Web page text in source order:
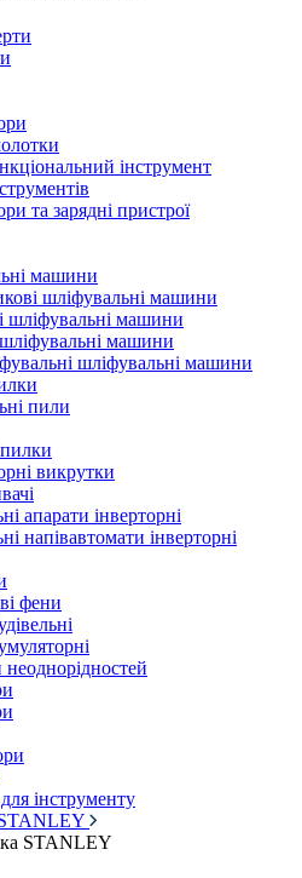
інструмент
та зарядні пристрої
машини
шліфувальні машини
шліфувальні машини
шліфувальні машини
шліфувальні машини
пили
викрутки
апарати інверторні
напівавтомати інверторні
фени
неоднорідностей
інструменту
STANLEY